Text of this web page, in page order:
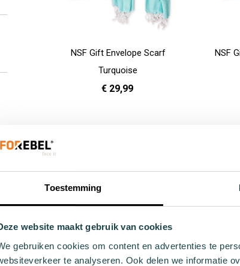
Toestemming
website maakt gebruik van cookies
gebruiken cookies om content en advertenties te
te analyseren. Ook delen we informatie
NSF Gift Envelope Scarf
Turquoise
€ 29,99
NSF
Kleuren